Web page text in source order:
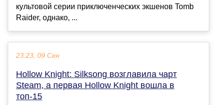
культовой серии приключенческих экшенов Tomb
Raider, однако, ...
23:23, 09 Сен
Hollow Knight: Silksong возглавила чарт
Steam, а первая Hollow Knight вошла в
топ-15